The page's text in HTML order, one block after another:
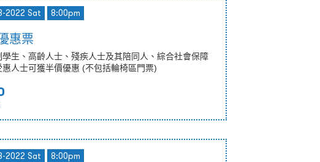
2022 Sat 8:00pm
惠票
學生、高齡人士、殘疾人士及其陪同人、綜合社會保障
惠人士可獲半價優惠 (不包括輪椅區門票)
2022 Sat 8:00pm